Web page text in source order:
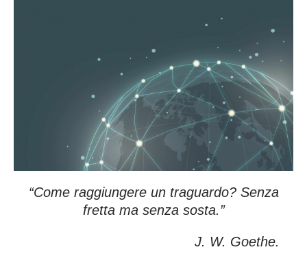
“Come raggiungere un traguardo? Senza
fretta ma senza sosta.”
J. W. Goethe.